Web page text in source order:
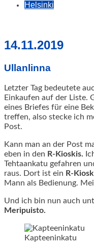
Helsinki
14.11.2019
Ullanlinna
Letzter Tag bedeutete
Einkaufen auf der Liste.
eines Briefes für eine
treffen, also stecke ich
Post.
Kann man an der Post
eben in den R-Kioskis.
Tehtaankatu gefahren
raus. Dort ist ein R-
Mann als Bedienung.
Und ich bin nun auch
Meripuisto.
Kapteeninkatu